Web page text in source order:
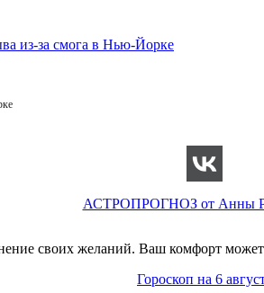
АСТРОПРОГНОЗ от Анны
своих желаний. Ваш комфорт
Гороскоп на 6